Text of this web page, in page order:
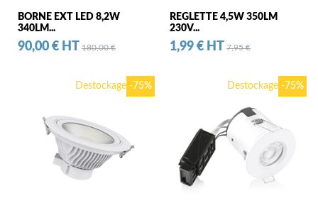
BORNE EXT LED 8,2W
340LM...
Prix
90,00 € HT Prix standard
180,00 €
REGLETTE 4,5W 350LM
230V...
Prix
1,99 € HT Prix standard
7,95 €
Destockage -75% Destockage -75%